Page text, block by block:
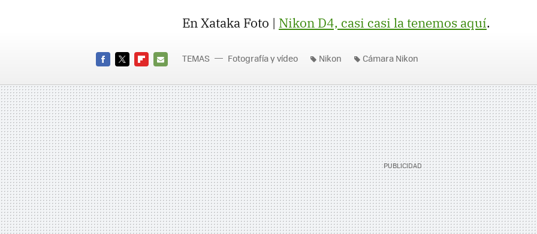
En Xataka Foto | Nikon D4, casi casi la tenemos aquí.
MAIL
TEMAS Fotografía y vídeo Nikon Cámara Nikon